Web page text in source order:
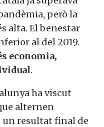
però la
alta. El benestar
al del 2019.
economia,
.
ha viscut
alternen
un resultat final de